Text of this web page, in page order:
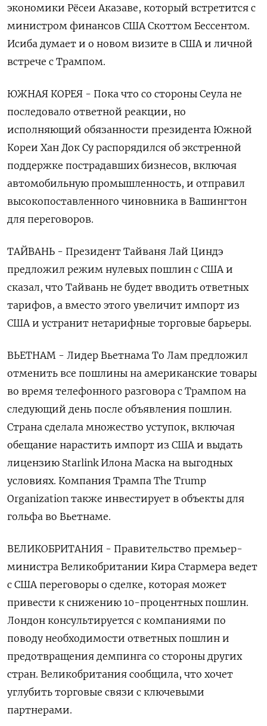
экономики Рёсеи Аказаве, который встретится с
министром финансов США Скоттом Бессентом.
Исиба думает и о новом визите в США и личной
встрече с Трампом.
ЮЖНАЯ КОРЕЯ - Пока что со стороны Сеула не
последовало ответной реакции, но
исполняющий обязанности президента Южной
Кореи Хан Док Су распорядился об экстренной
поддержке пострадавших бизнесов, включая
автомобильную промышленность, и отправил
высокопоставленного чиновника в Вашингтон
для переговоров.
ТАЙВАНЬ - Президент Тайваня Лай Циндэ
предложил режим нулевых пошлин с США и
сказал, что Тайвань не будет вводить ответных
тарифов, а вместо этого увеличит импорт из
США и устранит нетарифные торговые барьеры.
ВЬЕТНАМ - Лидер Вьетнама То Лам предложил
отменить все пошлины на американские товары
во время телефонного разговора с Трампом на
следующий день после объявления пошлин.
Страна сделала множество уступок, включая
обещание нарастить импорт из США и выдать
лицензию Starlink Илона Маска на выгодных
условиях. Компания Трампа The Trump
Organization также инвестирует в объекты для
гольфа во Вьетнаме.
ВЕЛИКОБРИТАНИЯ - Правительство премьер-
министра Великобритании Кира Стармера ведет
с США переговоры о сделке, которая может
привести к снижению 10-процентных пошлин.
Лондон консультируется с компаниями по
поводу необходимости ответных пошлин и
предотвращения демпинга со стороны других
стран. Великобритания сообщила, что хочет
углубить торговые связи с ключевыми
партнерами.